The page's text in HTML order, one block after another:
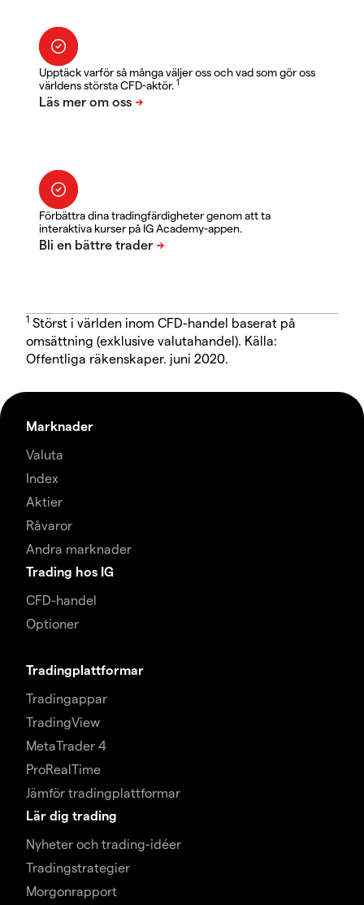
Upptäck varför så många väljer oss och vad som gör oss
världens största CFD-aktör. 1
Förbättra dina tradingfärdigheter genom att ta
interaktiva kurser på IG Academy-appen.
1 Störst i världen inom CFD-handel baserat på
omsättning (exklusive valutahandel). Källa:
Offentliga räkenskaper. juni 2020.
Marknader
Valuta
Index
Aktier
Råvaror
Andra marknader
Trading hos IG
CFD-handel
Optioner
Tradingplattformar
Tradingappar
TradingView
MetaTrader 4
ProRealTime
Jämför tradingplattformar
Lär dig trading
Nyheter och trading-idéer
Tradingstrategier
Morgonrapport